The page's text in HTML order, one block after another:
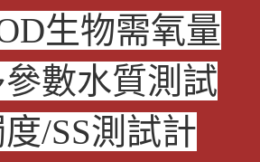
生物需氧量
參數水質測試
/SS測試計